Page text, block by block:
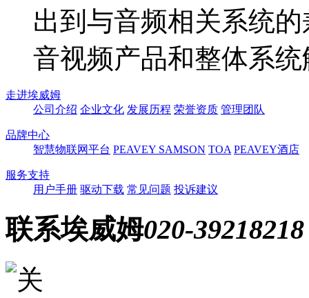
出到与音频相关系统
音视频产品和整体系
走进埃威姆
公司介绍 企业文化 发展历程 荣誉资质 管理团队
品牌中心
智慧物联网平台 PEAVEY SAMSON TOA PEAVEY酒店
服务支持
用户手册 驱动下载 常见问题 投诉建议
联系埃威姆020-39218218